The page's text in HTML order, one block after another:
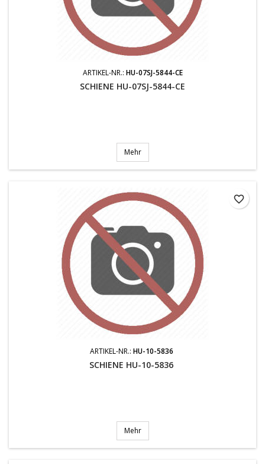
ARTIKEL-NR.: HU-07SJ-5844-CE
SCHIENE HU-07SJ-5844-CE
Mehr
ARTIKEL-NR.: HU-10-5836
SCHIENE HU-10-5836
Mehr
favorite_border